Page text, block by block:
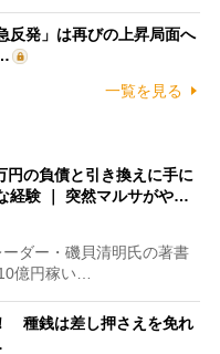
反発」は再びの上昇局面へ
一覧を見る
円の負債と引き換えに手に
経験 ｜ 突然マルサがや…
ダー・磯貝清明氏の著書
億円稼い…
種銭は差し押さえを免れ